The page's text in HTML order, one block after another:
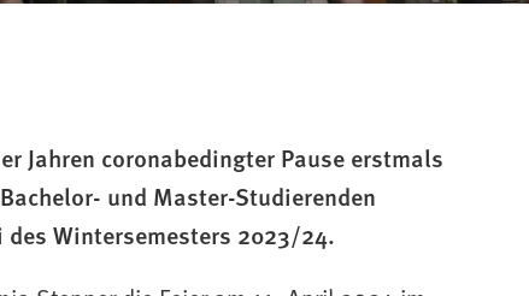
Jahren coronabedingter Pause erstmals
und Master-Studierenden
Wintersemesters 2023/24.